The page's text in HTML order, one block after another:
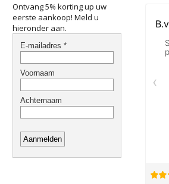
Ontvang 5% korting up uw
eerste aankoop! Meld u
hieronder aan.